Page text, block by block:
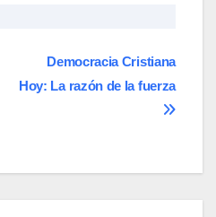
Democracia Cristiana
Hoy: La razón de la fuerza